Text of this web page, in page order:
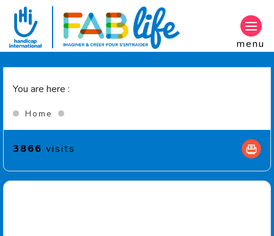
Aller au contenu principal
menu
You are here :
Home
3866 visits